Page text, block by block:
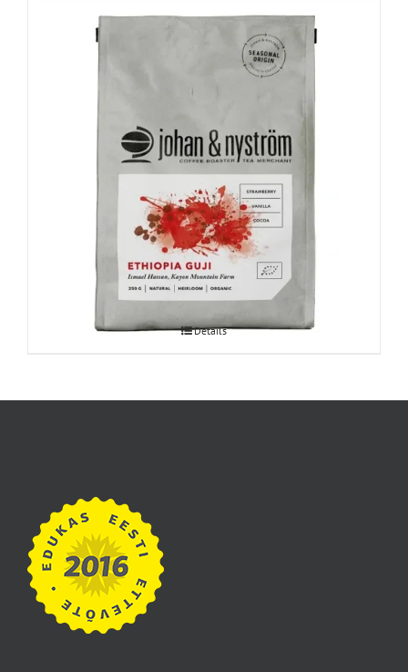
Mahekasvatatud Ethiopia Guji 250g
Details